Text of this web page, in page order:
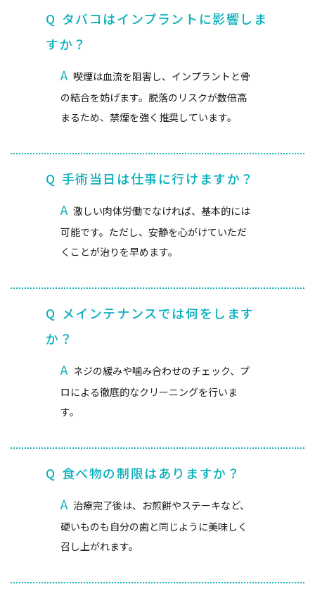
Q タバコはインプラントに影響しま
すか？
A 喫煙は血流を阻害し、インプラントと骨
の結合を妨げます。脱落のリスクが数倍高
まるため、禁煙を強く推奨しています。
Q 手術当日は仕事に行けますか？
A 激しい肉体労働でなければ、基本的には
可能です。ただし、安静を心がけていただ
くことが治りを早めます。
Q メインテナンスでは何をします
か？
A ネジの緩みや噛み合わせのチェック、プ
ロによる徹底的なクリーニングを行いま
す。
Q 食べ物の制限はありますか？
A 治療完了後は、お煎餅やステーキなど、
硬いものも自分の歯と同じように美味しく
召し上がれます。